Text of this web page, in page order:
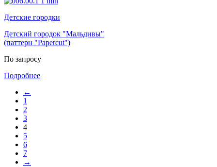
Детские городки
Детский городок "Мальдивы"
(паттерн "Papercut")
По запросу
Подробнее
←
1
2
3
4
5
6
7
→